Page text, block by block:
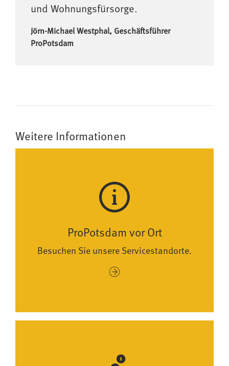
und Wohnungsfürsorge.
Jörn-Michael Westphal, Geschäftsführer
ProPotsdam
Weitere Informationen
ProPotsdam vor Ort
Besuchen Sie unsere Servicestandorte.